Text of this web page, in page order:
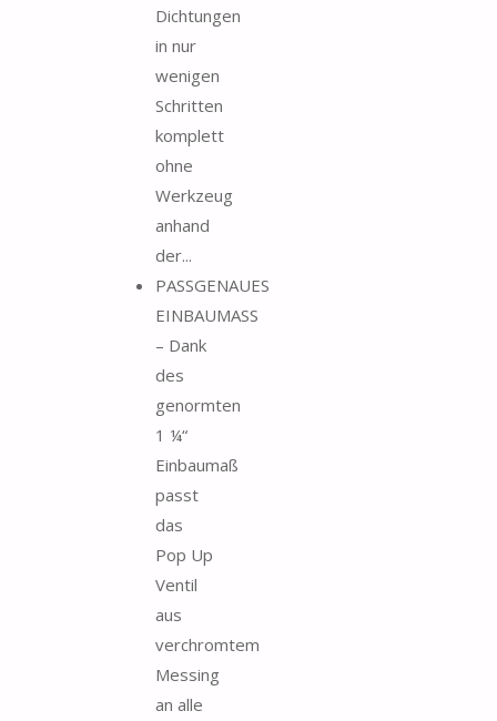
Dichtungen
in nur
wenigen
Schritten
komplett
ohne
Werkzeug
anhand
der...
PASSGENAUES
EINBAUMASS
– Dank
des
genormten
1 ¼“
Einbaumaß
passt
das
Pop Up
Ventil
aus
verchromtem
Messing
an alle